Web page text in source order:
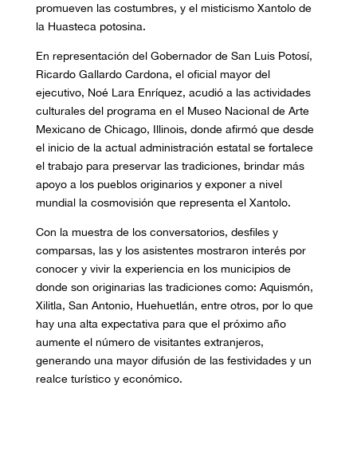
promueven las costumbres, y el misticismo Xantolo de
la Huasteca potosina.
En representación del Gobernador de San Luis Potosí,
Ricardo Gallardo Cardona, el oficial mayor del
ejecutivo, Noé Lara Enríquez, acudió a las actividades
culturales del programa en el Museo Nacional de Arte
Mexicano de Chicago, Illinois, donde afirmó que desde
el inicio de la actual administración estatal se fortalece
el trabajo para preservar las tradiciones, brindar más
apoyo a los pueblos originarios y exponer a nivel
mundial la cosmovisión que representa el Xantolo.
Con la muestra de los conversatorios, desfiles y
comparsas, las y los asistentes mostraron interés por
conocer y vivir la experiencia en los municipios de
donde son originarias las tradiciones como: Aquismón,
Xilitla, San Antonio, Huehuetlán, entre otros, por lo que
hay una alta expectativa para que el próximo año
aumente el número de visitantes extranjeros,
generando una mayor difusión de las festividades y un
realce turístico y económico.